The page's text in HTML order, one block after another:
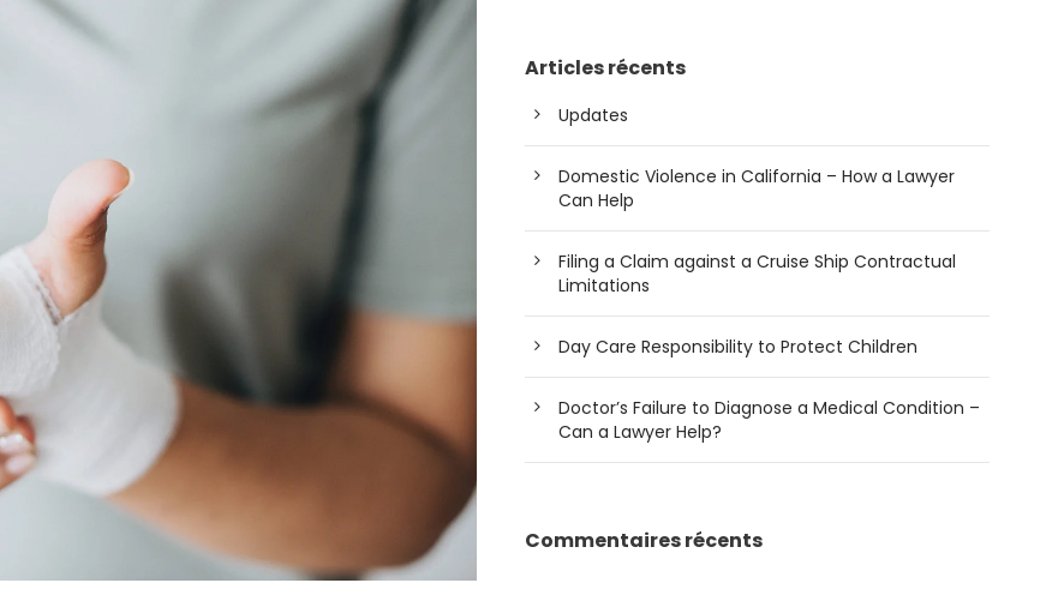
Articles récents
Updates
Domestic Violence in California – How a Lawyer
Can Help
Filing a Claim against a Cruise Ship Contractual
Limitations
Day Care Responsibility to Protect Children
Doctor’s Failure to Diagnose a Medical Condition –
Can a Lawyer Help?
Commentaires récents